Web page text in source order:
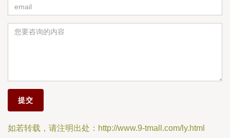
如若转载，请注明出处：http://www.9-tmall.com/ly.html